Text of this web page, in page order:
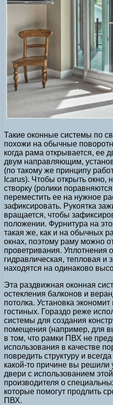
Такие оконные системы по
похожи на обычные
когда рама открывается, ее
двум направляющим,
(по такому же принципу
Icarus). Чтобы открыть окно,
створку (ролики
переместить ее на нужное
зафиксировать. Рукоятка
вращается, чтобы
положении. Фурнитура на
такая же, как и на обычных
окнах, поэтому раму можно
проветривания. Уплотнения
гидравлическая, тепловая и
находятся на одинаково
Эта раздвижная оконная
остекления балконов и
потолка. Установка
гостиных. Гораздо реже
системы для создания
помещения (например, для
в том, что рамки ПВХ не
использования в качестве
повредить структуру и
какой-то причине вы решили
двери с использованием
производителя о
которые помогут продлить
ПВХ.